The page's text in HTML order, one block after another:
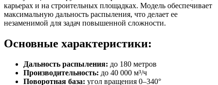
карьерах и на строительных площадках. Модель обеспечивает
максимальную дальность распыления, что делает ее
незаменимой для задач повышенной сложности.
Основные характеристики:
Дальность распыления: до 180 метров
Производительность: до 40 000 м³/ч
Поворотная база: угол вращения 0–340°